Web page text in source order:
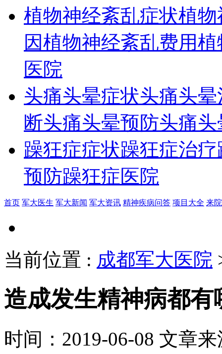
植物神经紊乱症状植物
因植物神经紊乱费用植
医院
头痛头晕症状头痛头
断头痛头晕预防头痛
躁狂症症状躁狂症治疗
预防躁狂症医院
首页 军大医生 军大新闻 军大资讯 精神疾病问答 项目大全 来
当前位置 : 成都军大医院
造成发生精神病都有
时间：2019-06-08 文章